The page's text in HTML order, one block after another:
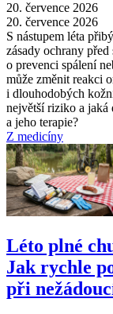
20. července 2026
20. července 2026
S nástupem léta
zásady ochrany
o prevenci spálení
může změnit reakci
i dlouhodobých
největší riziko a jaká
a jeho terapie?
Z medicíny
Léto plné
Jak rychle
při